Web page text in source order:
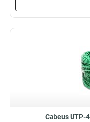
Cabeus UTP-